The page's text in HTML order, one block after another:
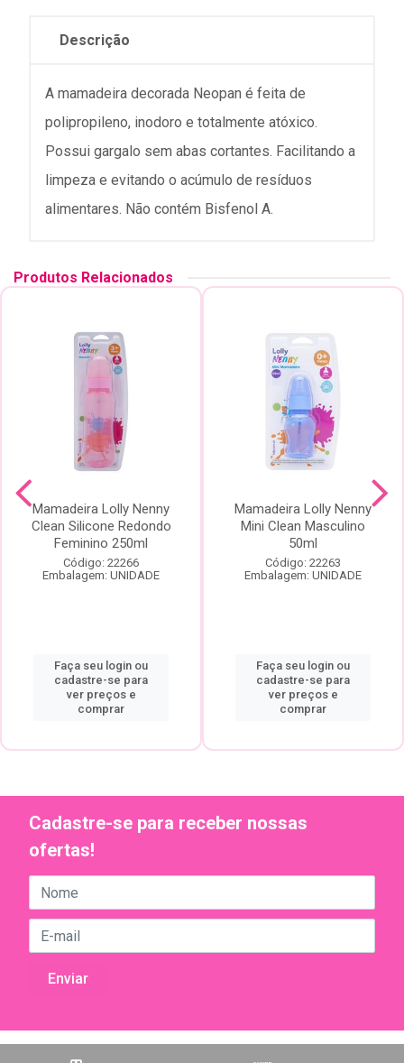
Descrição
A mamadeira decorada Neopan é feita de
polipropileno, inodoro e totalmente atóxico.
Possui gargalo sem abas cortantes. Facilitando a
limpeza e evitando o acúmulo de resíduos
alimentares. Não contém Bisfenol A.
Produtos Relacionados
Mamadeira Lolly Nenny
Clean Silicone Redondo
Feminino 250ml
Código: 22266
Embalagem: UNIDADE
Faça seu login ou
cadastre-se para
ver preços e
comprar
Mamadeira Lolly Nenny
Mini Clean Masculino
50ml
Código: 22263
Embalagem: UNIDADE
Faça seu login ou
cadastre-se para
ver preços e
comprar
Cadastre-se para receber nossas
ofertas!